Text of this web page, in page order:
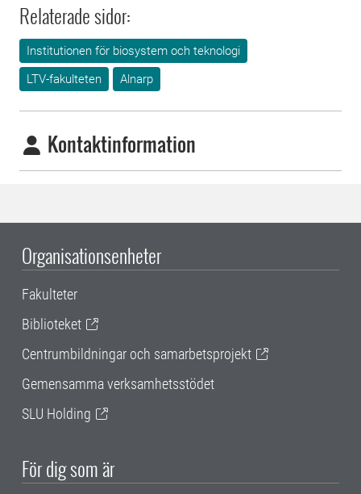
Relaterade sidor:
Institutionen för biosystem och teknologi
LTV-fakulteten
Alnarp
Kontaktinformation
Organisationsenheter
Fakulteter
Biblioteket
Centrumbildningar och samarbetsprojekt
Gemensamma verksamhetsstödet
SLU Holding
För dig som är